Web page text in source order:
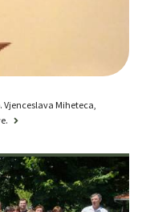
Vjenceslava Miheteca,